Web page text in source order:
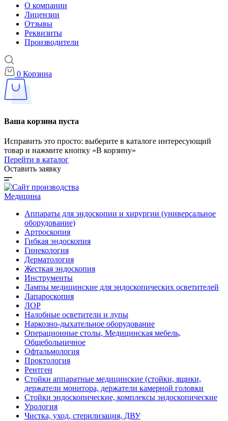
О компании
Лицензии
Отзывы
Реквизиты
Производители
0 Корзина
Ваша корзина пуста
Исправить это просто: выберите в каталоге интересующий
товар и нажмите кнопку «В корзину»
Перейти в каталог
Оставить заявку
Медицина
Аппараты для эндоскопии и хирургии (универсальное
оборудование)
Артроскопия
Гибкая эндоскопия
Гинекология
Дерматология
Жесткая эндоскопия
Инструменты
Лампы медицинские для эндоскопических осветителей
Лапароскопия
ЛОР
Налобные осветители и лупы
Наркозно-дыхательное оборудование
Операционные столы, Медицинская мебель,
Общебольничное
Офтальмология
Проктология
Рентген
Стойки аппаратные медицинские (стойки, ящики,
держатели монитора, держатели камерной головки
Стойки эндоскопические, комплексы эндоскопические
Урология
Чистка, уход, стерилизация, ДВУ